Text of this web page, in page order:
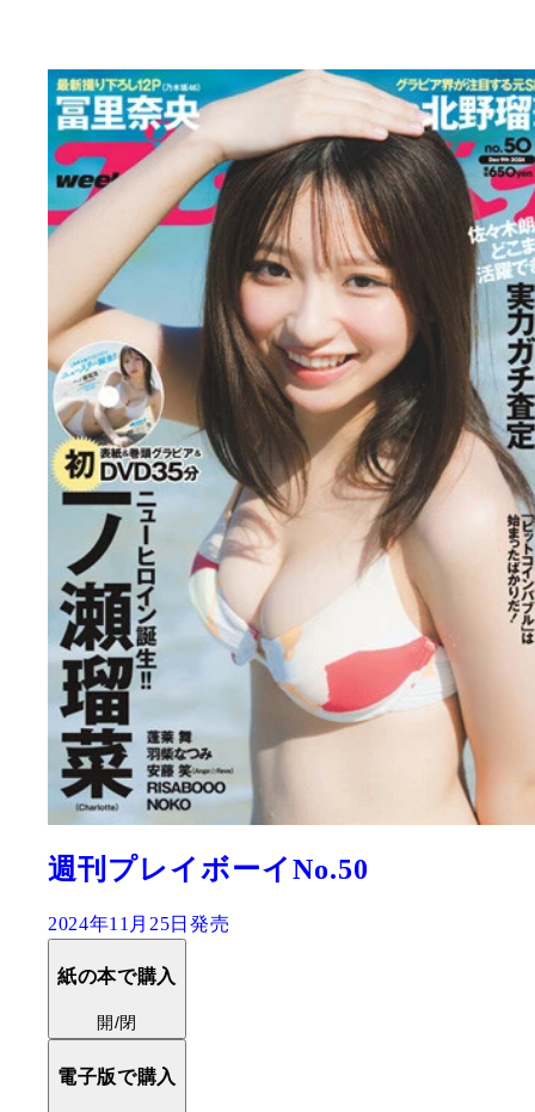
週刊プレイボーイNo.50
2024年11月25日発売
紙の本で購入
開/閉
電子版で購入